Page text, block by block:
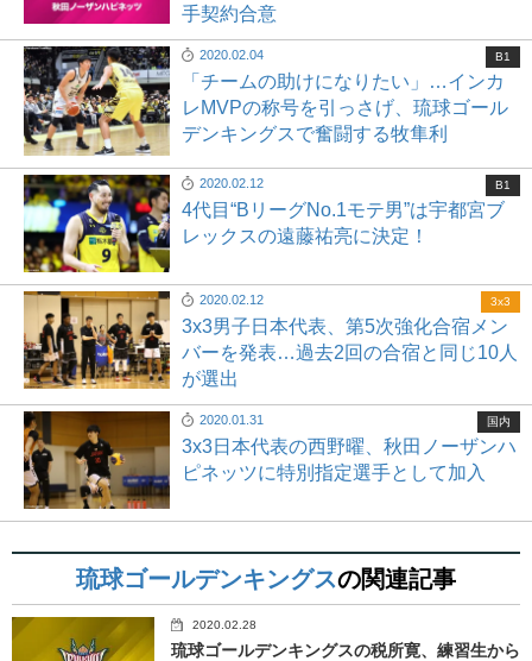
手契約合意
2020.02.04
「チームの助けになりたい」…インカ
レMVPの称号を引っさげ、琉球ゴール
デンキングスで奮闘する牧隼利
B1
2020.02.12
4代目“BリーグNo.1モテ男”は宇都宮ブ
レックスの遠藤祐亮に決定！
B1
2020.02.12
3x3男子日本代表、第5次強化合宿メン
バーを発表…過去2回の合宿と同じ10人
が選出
3x3
2020.01.31
3x3日本代表の西野曜、秋田ノーザンハ
ピネッツに特別指定選手として加入
国内
琉球ゴールデンキングスの関連記事
2020.02.28
琉球ゴールデンキングスの税所寛、練習生から